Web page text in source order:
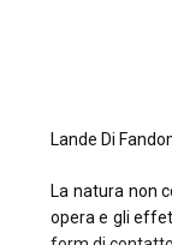
Lande Di
La natura non
opera e gli